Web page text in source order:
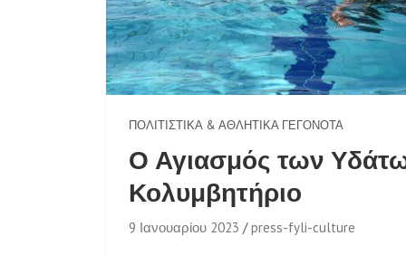
ΠΟΛΙΤΙΣΤΙΚΆ & ΑΘΛΗΤΙΚΆ ΓΕΓΟΝΌΤΑ
Ο Αγιασμός των
Κολυμβητήριο
9 Ιανουαρίου 2023 press-fyli-culture